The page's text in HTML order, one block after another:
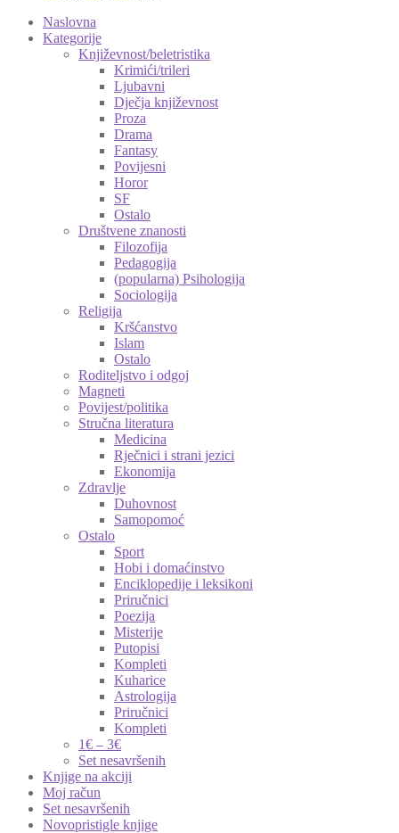
Naslovna
Kategorije
Književnost/beletristika
Krimići/trileri
Ljubavni
Dječja književnost
Proza
Drama
Fantasy
Povijesni
Horor
SF
Ostalo
Društvene znanosti
Filozofija
Pedagogija
(popularna) Psihologija
Sociologija
Religija
Kršćanstvo
Islam
Ostalo
Roditeljstvo i odgoj
Magneti
Povijest/politika
Stručna literatura
Medicina
Rječnici i strani jezici
Ekonomija
Zdravlje
Duhovnost
Samopomoć
Ostalo
Sport
Hobi i domaćinstvo
Enciklopedije i leksikoni
Priručnici
Poezija
Misterije
Putopisi
Kompleti
Kuharice
Astrologija
Priručnici
Kompleti
1€ – 3€
Set nesavršenih
Knjige na akciji
Moj račun
Set nesavršenih
Novopristigle knjige